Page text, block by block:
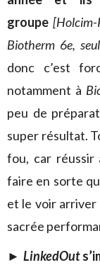
groupe [Holcim-
Biotherm 6e, seul
donc c’est
notamment à
peu de
super résultat.
fou, car réussir
faire en sorte
et le voir arriver
sacrée
► LinkedOut